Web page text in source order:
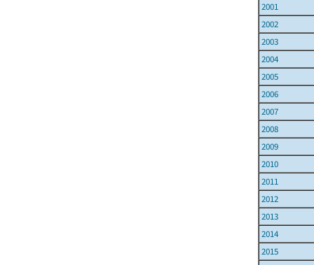
2001
2002
2003
2004
2005
2006
2007
2008
2009
2010
2011
2012
2013
2014
2015